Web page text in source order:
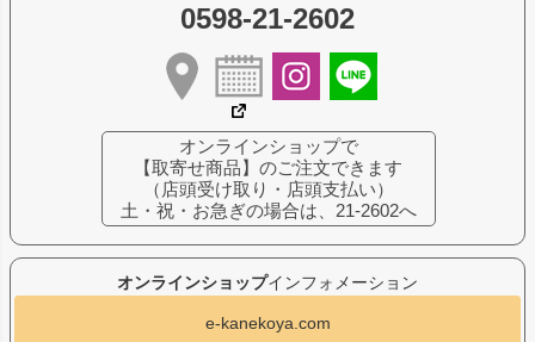
オンラインショップインフォメーション
e-kanekoya.com
0598-21-2602
オンラインショップで
【取寄せ商品】のご注文できます
（店頭受け取り・店頭支払い）
土・祝・お急ぎの場合は、21-2602へ